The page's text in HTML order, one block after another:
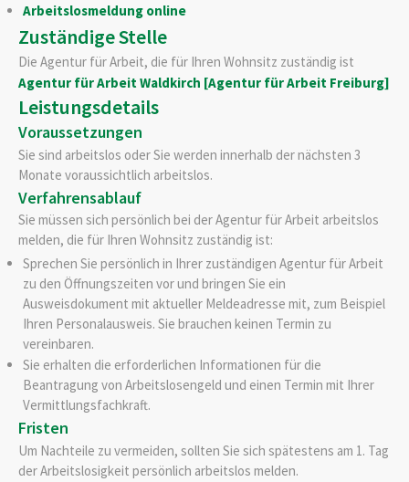
Arbeitslosmeldung online
Zuständige Stelle
Die Agentur für Arbeit, die für Ihren Wohnsitz zuständig ist
Agentur für Arbeit Waldkirch [Agentur für Arbeit Freiburg]
Leistungsdetails
Voraussetzungen
Sie sind arbeitslos oder Sie werden innerhalb der nächsten 3
Monate voraussichtlich arbeitslos.
Verfahrensablauf
Sie müssen sich persönlich bei der Agentur für Arbeit arbeitslos
melden, die für Ihren Wohnsitz zuständig ist:
Sprechen Sie persönlich in Ihrer zuständigen Agentur für Arbeit
zu den Öffnungszeiten vor und bringen Sie ein
Ausweisdokument mit aktueller Meldeadresse mit, zum Beispiel
Ihren Personalausweis. Sie brauchen keinen Termin zu
vereinbaren.
Sie erhalten die erforderlichen Informationen für die
Beantragung von Arbeitslosengeld und einen Termin mit Ihrer
Vermittlungsfachkraft.
Fristen
Um Nachteile zu vermeiden, sollten Sie sich spätestens am 1. Tag
der Arbeitslosigkeit persönlich arbeitslos melden.